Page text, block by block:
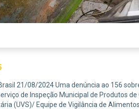
21/08/2024 Uma denúncia ao 156
de Inspeção Municipal de Produtos
(UVS)/ Equipe de Vigilância de